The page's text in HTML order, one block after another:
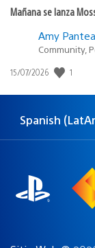
Mañana se lanza
Amy Pantea
Community,
Fecha
publicación:
15/07/2026 1
Elige
una
Región
actual:
Spanish